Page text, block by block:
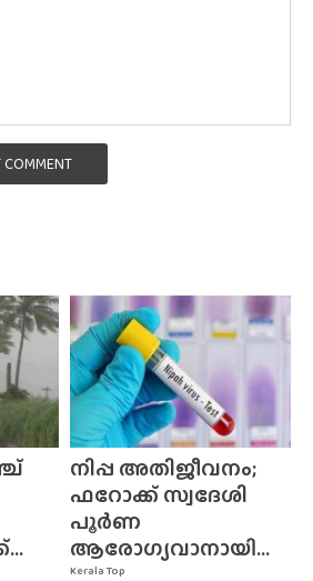
Kerala Top
നിപ്പ അതിജീവനം;
ഫറോക്ക് സ്വദേശി
പൂർണ
ആരോഗ്യവാനായി...